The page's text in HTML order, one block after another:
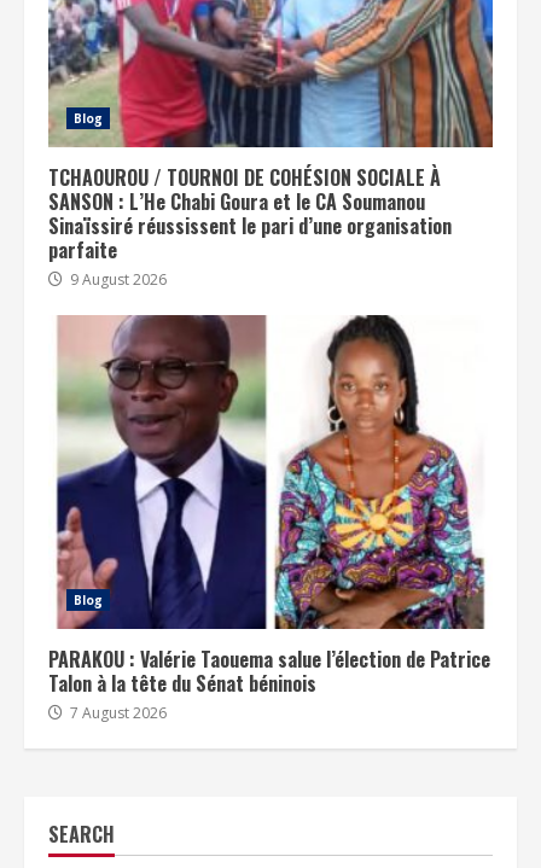
Blog
TCHAOUROU / TOURNOI DE COHÉSION SOCIALE À
SANSON : L’He Chabi Goura et le CA Soumanou
Sinaïssiré réussissent le pari d’une organisation
parfaite
9 August 2026
Blog
PARAKOU : Valérie Taouema salue l’élection de Patrice
Talon à la tête du Sénat béninois
7 August 2026
SEARCH